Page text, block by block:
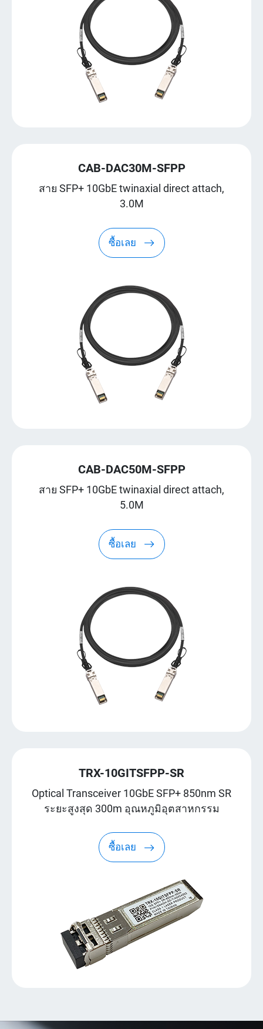
CAB-DAC30M-SFPP
สาย SFP+ 10GbE twinaxial direct attach,
3.0M
ซื้อเลย
CAB-DAC50M-SFPP
สาย SFP+ 10GbE twinaxial direct attach,
5.0M
ซื้อเลย
TRX-10GITSFPP-SR
Optical Transceiver 10GbE SFP+ 850nm SR
ระยะสูงสุด 300m อุณหภูมิอุตสาหกรรม
ซื้อเลย